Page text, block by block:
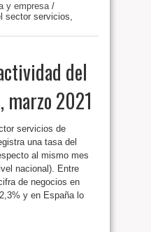
y empresa/
sector servicios,
del
2021
servicios de
una tasa del
al mismo mes
nacional). Entre
de negocios en
y en España lo